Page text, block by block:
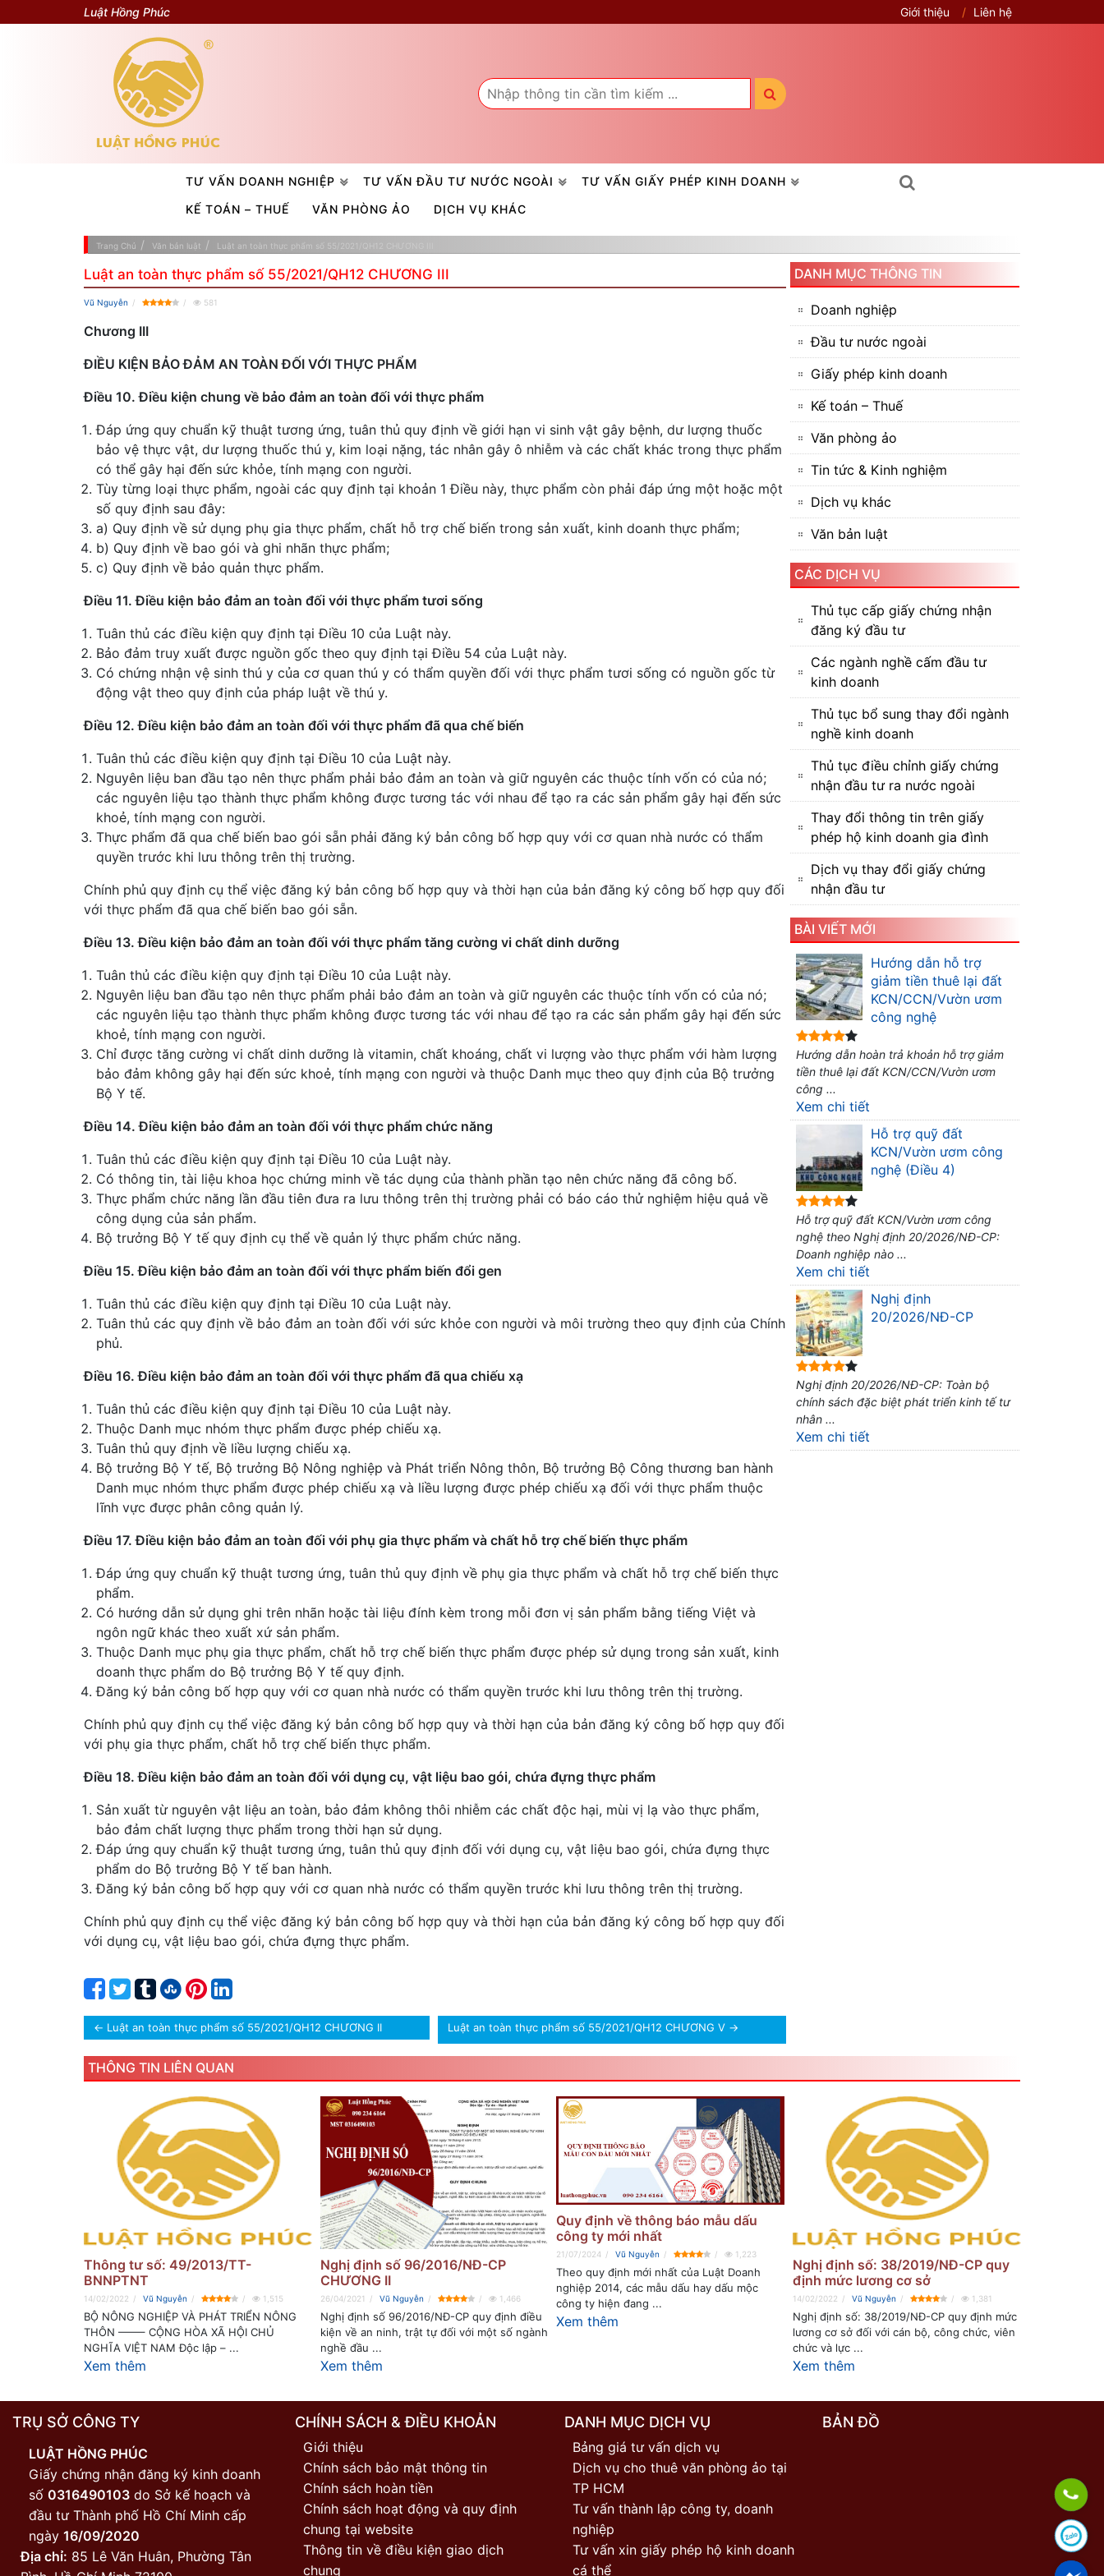
Luật Hồng Phúc Giới thiệu Liên hệ
TƯ VẤN DOANH NGHIỆP TƯ VẤN ĐẦU TƯ NƯỚC NGOÀI
TƯ VẤN GIẤY PHÉP KINH DOANH
KẾ TOÁN – THUẾ
VĂN PHÒNG ẢO DỊCH VỤ KHÁC
Trang Chủ Văn bản luật Luật an toàn thực phẩm số 55/2021/QH12 CHƯƠNG III
Luật an toàn thực phẩm số 55/2021/QH12 CHƯƠNG III
Vũ Nguyễn 581
Chương III
ĐIỀU KIỆN BẢO ĐẢM AN TOÀN ĐỐI VỚI THỰC PHẨM
Điều 10. Điều kiện chung về bảo đảm an toàn đối với thực phẩm
Đáp ứng quy chuẩn kỹ thuật tương ứng, tuân thủ quy định về giới hạn vi sinh vật gây bệnh, dư lượng thuốc
bảo vệ thực vật, dư lượng thuốc thú y, kim loại nặng, tác nhân gây ô nhiễm và các chất khác trong thực phẩm
có thể gây hại đến sức khỏe, tính mạng con người.
Tùy từng loại thực phẩm, ngoài các quy định tại khoản 1 Điều này, thực phẩm còn phải đáp ứng một hoặc một
số quy định sau đây:
a) Quy định về sử dụng phụ gia thực phẩm, chất hỗ trợ chế biến trong sản xuất, kinh doanh thực phẩm;
b) Quy định về bao gói và ghi nhãn thực phẩm;
c) Quy định về bảo quản thực phẩm.
Điều 11. Điều kiện bảo đảm an toàn đối với thực phẩm tươi sống
Tuân thủ các điều kiện quy định tại Điều 10 của Luật này.
Bảo đảm truy xuất được nguồn gốc theo quy định tại Điều 54 của Luật này.
Có chứng nhận vệ sinh thú y của cơ quan thú y có thẩm quyền đối với thực phẩm tươi sống có nguồn gốc từ
động vật theo quy định của pháp luật về thú y.
Điều 12. Điều kiện bảo đảm an toàn đối với thực phẩm đã qua chế biến
Tuân thủ các điều kiện quy định tại Điều 10 của Luật này.
Nguyên liệu ban đầu tạo nên thực phẩm phải bảo đảm an toàn và giữ nguyên các thuộc tính vốn có của nó;
các nguyên liệu tạo thành thực phẩm không được tương tác với nhau để tạo ra các sản phẩm gây hại đến sức
khoẻ, tính mạng con người.
Thực phẩm đã qua chế biến bao gói sẵn phải đăng ký bản công bố hợp quy với cơ quan nhà nước có thẩm
quyền trước khi lưu thông trên thị trường.
Chính phủ quy định cụ thể việc đăng ký bản công bố hợp quy và thời hạn của bản đăng ký công bố hợp quy đối
với thực phẩm đã qua chế biến bao gói sẵn.
Điều 13. Điều kiện bảo đảm an toàn đối với thực phẩm tăng cường vi chất dinh dưỡng
Tuân thủ các điều kiện quy định tại Điều 10 của Luật này.
Nguyên liệu ban đầu tạo nên thực phẩm phải bảo đảm an toàn và giữ nguyên các thuộc tính vốn có của nó;
các nguyên liệu tạo thành thực phẩm không được tương tác với nhau để tạo ra các sản phẩm gây hại đến sức
khoẻ, tính mạng con người.
Chỉ được tăng cường vi chất dinh dưỡng là vitamin, chất khoáng, chất vi lượng vào thực phẩm với hàm lượng
bảo đảm không gây hại đến sức khoẻ, tính mạng con người và thuộc Danh mục theo quy định của Bộ trưởng
Bộ Y tế.
Điều 14. Điều kiện bảo đảm an toàn đối với thực phẩm chức năng
Tuân thủ các điều kiện quy định tại Điều 10 của Luật này.
Có thông tin, tài liệu khoa học chứng minh về tác dụng của thành phần tạo nên chức năng đã công bố.
Thực phẩm chức năng lần đầu tiên đưa ra lưu thông trên thị trường phải có báo cáo thử nghiệm hiệu quả về
công dụng của sản phẩm.
Bộ trưởng Bộ Y tế quy định cụ thể về quản lý thực phẩm chức năng.
Điều 15. Điều kiện bảo đảm an toàn đối với thực phẩm biến đổi gen
Tuân thủ các điều kiện quy định tại Điều 10 của Luật này.
Tuân thủ các quy định về bảo đảm an toàn đối với sức khỏe con người và môi trường theo quy định của Chính
phủ.
Điều 16. Điều kiện bảo đảm an toàn đối với thực phẩm đã qua chiếu xạ
Tuân thủ các điều kiện quy định tại Điều 10 của Luật này.
Thuộc Danh mục nhóm thực phẩm được phép chiếu xạ.
Tuân thủ quy định về liều lượng chiếu xạ.
Bộ trưởng Bộ Y tế, Bộ trưởng Bộ Nông nghiệp và Phát triển Nông thôn, Bộ trưởng Bộ Công thương ban hành
Danh mục nhóm thực phẩm được phép chiếu xạ và liều lượng được phép chiếu xạ đối với thực phẩm thuộc
lĩnh vực được phân công quản lý.
Điều 17. Điều kiện bảo đảm an toàn đối với phụ gia thực phẩm và chất hỗ trợ chế biến thực phẩm
Đáp ứng quy chuẩn kỹ thuật tương ứng, tuân thủ quy định về phụ gia thực phẩm và chất hỗ trợ chế biến thực
phẩm.
Có hướng dẫn sử dụng ghi trên nhãn hoặc tài liệu đính kèm trong mỗi đơn vị sản phẩm bằng tiếng Việt và
ngôn ngữ khác theo xuất xứ sản phẩm.
Thuộc Danh mục phụ gia thực phẩm, chất hỗ trợ chế biến thực phẩm được phép sử dụng trong sản xuất, kinh
doanh thực phẩm do Bộ trưởng Bộ Y tế quy định.
Đăng ký bản công bố hợp quy với cơ quan nhà nước có thẩm quyền trước khi lưu thông trên thị trường.
Chính phủ quy định cụ thể việc đăng ký bản công bố hợp quy và thời hạn của bản đăng ký công bố hợp quy đối
với phụ gia thực phẩm, chất hỗ trợ chế biến thực phẩm.
Điều 18. Điều kiện bảo đảm an toàn đối với dụng cụ, vật liệu bao gói, chứa đựng thực phẩm
Sản xuất từ nguyên vật liệu an toàn, bảo đảm không thôi nhiễm các chất độc hại, mùi vị lạ vào thực phẩm,
bảo đảm chất lượng thực phẩm trong thời hạn sử dụng.
Đáp ứng quy chuẩn kỹ thuật tương ứng, tuân thủ quy định đối với dụng cụ, vật liệu bao gói, chứa đựng thực
phẩm do Bộ trưởng Bộ Y tế ban hành.
Đăng ký bản công bố hợp quy với cơ quan nhà nước có thẩm quyền trước khi lưu thông trên thị trường.
Chính phủ quy định cụ thể việc đăng ký bản công bố hợp quy và thời hạn của bản đăng ký công bố hợp quy đối
với dụng cụ, vật liệu bao gói, chứa đựng thực phẩm.
← Luật an toàn thực phẩm số 55/2021/QH12 CHƯƠNG II Luật an toàn thực phẩm số 55/2021/QH12 CHƯƠNG V →
DANH MỤC THÔNG TIN
Doanh nghiệp
Đầu tư nước ngoài
Giấy phép kinh doanh
Kế toán – Thuế
Văn phòng ảo
Tin tức & Kinh nghiệm
Dịch vụ khác
Văn bản luật
CÁC DỊCH VỤ
Thủ tục cấp giấy chứng nhận
đăng ký đầu tư
Các ngành nghề cấm đầu tư
kinh doanh
Thủ tục bổ sung thay đổi ngành
nghề kinh doanh
Thủ tục điều chỉnh giấy chứng
nhận đầu tư ra nước ngoài
Thay đổi thông tin trên giấy
phép hộ kinh doanh gia đình
Dịch vụ thay đổi giấy chứng
nhận đầu tư
BÀI VIẾT MỚI
Hướng dẫn hỗ trợ
giảm tiền thuê lại đất
KCN/CCN/Vườn ươm
công nghệ
Hướng dẫn hoàn trả khoản hỗ trợ giảm
tiền thuê lại đất KCN/CCN/Vườn ươm
công ...
Xem chi tiết
Hỗ trợ quỹ đất
KCN/Vườn ươm công
nghệ (Điều 4)
Hỗ trợ quỹ đất KCN/Vườn ươm công
nghệ theo Nghị định 20/2026/NĐ-CP:
Doanh nghiệp nào ...
Xem chi tiết
Nghị định
20/2026/NĐ-CP
Nghị định 20/2026/NĐ-CP: Toàn bộ
chính sách đặc biệt phát triển kinh tế tư
nhân ...
Xem chi tiết
THÔNG TIN LIÊN QUAN
Thông tư số: 49/2013/TT-
BNNPTNT
14/02/2022 Vũ Nguyễn 1,515
BỘ NÔNG NGHIỆP VÀ PHÁT TRIỂN NÔNG
THÔN ——– CỘNG HÒA XÃ HỘI CHỦ
NGHĨA VIỆT NAM Độc lập – ...
Xem thêm
Nghị định số 96/2016/NĐ-CP
CHƯƠNG II
26/04/2021 Vũ Nguyễn 1,466
Nghị định số 96/2016/NĐ-CP quy định điều
kiện về an ninh, trật tự đối với một số ngành
nghề đầu ...
Xem thêm
Quy định về thông báo mẫu dấu
công ty mới nhất
21/07/2024 Vũ Nguyễn 1,223
Theo quy định mới nhất của Luật Doanh
nghiệp 2014, các mẫu dấu hay dấu mộc
công ty hiện đang ...
Xem thêm
Nghị định số: 38/2019/NĐ-CP quy
định mức lương cơ sở
14/02/2022 Vũ Nguyễn 1,381
Nghị định số: 38/2019/NĐ-CP quy định mức
lương cơ sở đối với cán bộ, công chức, viên
chức và lực ...
Xem thêm
TRỤ SỞ CÔNG TY
LUẬT HỒNG PHÚC
Giấy chứng nhận đăng ký kinh doanh
số 0316490103 do Sở kế hoạch và
đầu tư Thành phố Hồ Chí Minh cấp
ngày 16/09/2020
Địa chỉ: 85 Lê Văn Huân, Phường Tân
CHÍNH SÁCH & ĐIỀU KHOẢN
Giới thiệu
Chính sách bảo mật thông tin
Chính sách hoàn tiền
Chính sách hoạt động và quy định
chung tại website
Thông tin về điều kiện giao dịch
chung
DANH MỤC DỊCH VỤ
Bảng giá tư vấn dịch vụ
Dịch vụ cho thuê văn phòng ảo tại
TP HCM
Tư vấn thành lập công ty, doanh
nghiệp
Tư vấn xin giấy phép hộ kinh doanh
cá thể
BẢN ĐỒ